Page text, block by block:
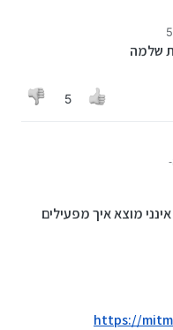
שלמה
5
מוצא איך מפעילים
https://